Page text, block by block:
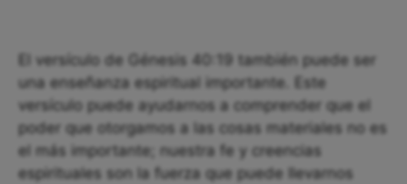
El versículo de Génesis 40:19 también puede ser
una enseñanza espiritual importante. Este
versículo puede ayudarnos a comprender que el
poder que otorgamos a las cosas materiales no es
el más importante; nuestra fe y creencias
espirituales son la fuerza que puede llevarnos